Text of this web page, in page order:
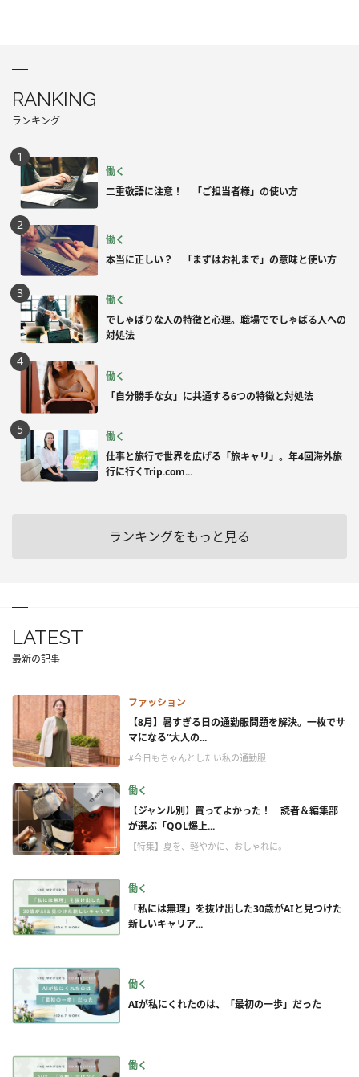
RANKING
ランキング
働く
二重敬語に注意！ 「ご担当者様」の使い方
働く
本当に正しい？ 「まずはお礼まで」の意味と使い方
働く
でしゃばりな人の特徴と心理。職場ででしゃばる人への
対処法
働く
「自分勝手な女」に共通する6つの特徴と対処法
働く
仕事と旅行で世界を広げる「旅キャリ」。年4回海外旅
行に行くTrip.com...
ランキングをもっと見る
LATEST
最新の記事
ファッション
【8月】暑すぎる日の通勤服問題を解決。一枚でサ
マになる“大人の...
#今日もちゃんとしたい私の通勤服
働く
【ジャンル別】買ってよかった！ 読者＆編集部
が選ぶ「QOL爆上...
【特集】夏を、軽やかに、おしゃれに。
働く
「私には無理」を抜け出した30歳がAIと見つけた
新しいキャリア...
働く
AIが私にくれたのは、「最初の一歩」だった
働く